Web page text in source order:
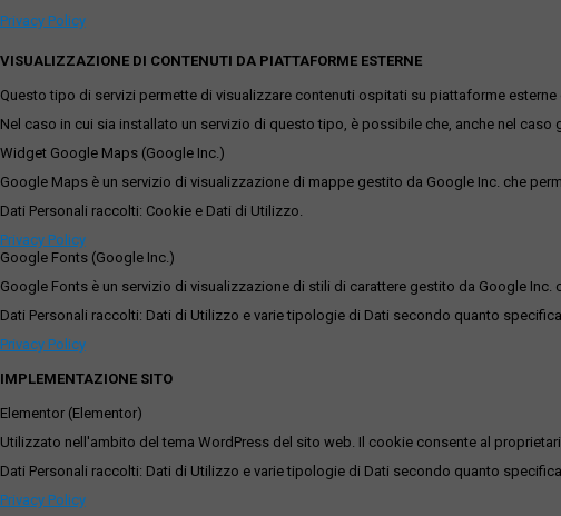
Privacy Policy
VISUALIZZAZIONE DI CONTENUTI DA PIATTAFORME ESTERNE
Questo tipo di servizi permette di visualizzare contenuti ospitati su piattaforme
Nel caso in cui sia installato un servizio di questo tipo, è possibile che, anche nel
Widget Google Maps (Google Inc.)
Google Maps è un servizio di visualizzazione di mappe gestito da Google Inc. che
Dati Personali raccolti: Cookie e Dati di Utilizzo.
Privacy Policy
Google Fonts (Google Inc.)
Google Fonts è un servizio di visualizzazione di stili di carattere gestito da Google
Dati Personali raccolti: Dati di Utilizzo e varie tipologie di Dati secondo quanto
Privacy Policy
IMPLEMENTAZIONE SITO
Elementor (Elementor)
Utilizzato nell'ambito del tema WordPress del sito web. Il cookie consente al
Dati Personali raccolti: Dati di Utilizzo e varie tipologie di Dati secondo quanto
Privacy Policy